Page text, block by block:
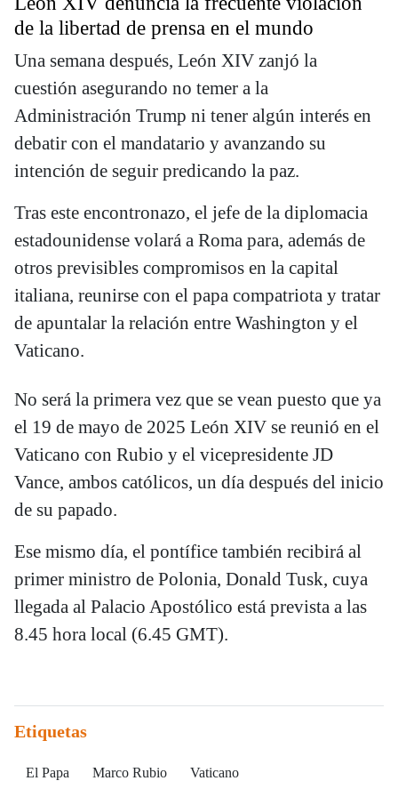
de la libertad de prensa en el mundo
Una semana después, León XIV zanjó la
cuestión asegurando no temer a la
Administración Trump ni tener algún interés en
debatir con el mandatario y avanzando su
intención de seguir predicando la paz.
Tras este encontronazo, el jefe de la diplomacia
estadounidense volará a Roma para, además de
otros previsibles compromisos en la capital
italiana, reunirse con el papa compatriota y tratar
de apuntalar la relación entre Washington y el
Vaticano.
No será la primera vez que se vean puesto que ya
el 19 de mayo de 2025 León XIV se reunió en el
Vaticano con Rubio y el vicepresidente JD
Vance, ambos católicos, un día después del inicio
de su papado.
Ese mismo día, el pontífice también recibirá al
primer ministro de Polonia, Donald Tusk, cuya
llegada al Palacio Apostólico está prevista a las
8.45 hora local (6.45 GMT).
Etiquetas
El Papa Marco Rubio Vaticano